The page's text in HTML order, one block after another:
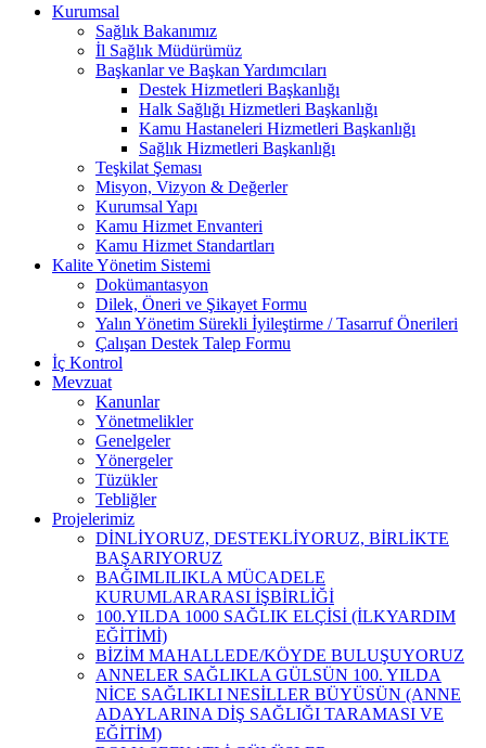
Kurumsal
Sağlık Bakanımız
İl Sağlık Müdürümüz
Başkanlar ve Başkan Yardımcıları
Destek Hizmetleri Başkanlığı
Halk Sağlığı Hizmetleri Başkanlığı
Kamu Hastaneleri Hizmetleri Başkanlığı
Sağlık Hizmetleri Başkanlığı
Teşkilat Şeması
Misyon, Vizyon & Değerler
Kurumsal Yapı
Kamu Hizmet Envanteri
Kamu Hizmet Standartları
Kalite Yönetim Sistemi
Dokümantasyon
Dilek, Öneri ve Şikayet Formu
Yalın Yönetim Sürekli İyileştirme / Tasarruf Önerileri
Çalışan Destek Talep Formu
İç Kontrol
Mevzuat
Kanunlar
Yönetmelikler
Genelgeler
Yönergeler
Tüzükler
Tebliğler
Projelerimiz
DİNLİYORUZ, DESTEKLİYORUZ, BİRLİKTE
BAŞARIYORUZ
BAĞIMLILIKLA MÜCADELE
KURUMLARARASI İŞBİRLİĞİ
100.YILDA 1000 SAĞLIK ELÇİSİ (İLKYARDIM
EĞİTİMİ)
BİZİM MAHALLEDE/KÖYDE BULUŞUYORUZ
ANNELER SAĞLIKLA GÜLSÜN 100. YILDA
NİCE SAĞLIKLI NESİLLER BÜYÜSÜN (ANNE
ADAYLARINA DİŞ SAĞLIĞI TARAMASI VE
EĞİTİM)